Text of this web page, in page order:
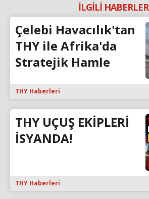
İLGİLİ HABERLER
Çelebi Havacılık'tan
THY ile Afrika'da
Stratejik Hamle
THY Haberleri
THY UÇUŞ EKİPLERİ
İSYANDA!
THY Haberleri